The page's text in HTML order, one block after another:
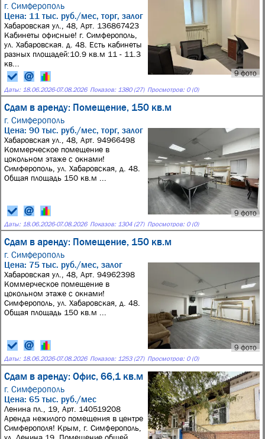
г. Симферополь
9 фото
Цена: 11 тыс. руб./мес, торг, залог
Хабаровская ул., 48, Арт. 136867423
Кабинеты офисные! г. Симферополь,
ул. Хабаровская. д. 48. Есть кабинеты
разных площадей:10.9 кв.м 11 - 11.3
кв...
Даты: 18.06.2026-07.08.2026 Показов: 1380 (27) Просмотров: 0 (0)
Сдам в аренду: Помещение, 150 кв.м
г. Симферополь
9 фото
Цена: 90 тыс. руб./мес, торг, залог
Хабаровская ул., 48, Арт. 94966498
Коммерческое помещение в
цокольном этаже с окнами!
Симферополь, ул. Хабаровская, д. 48.
Общая площадь 150 кв.м ...
Даты: 18.06.2026-07.08.2026 Показов: 1304 (27) Просмотров: 0 (0)
Сдам в аренду: Помещение, 150 кв.м
г. Симферополь
9 фото
Цена: 75 тыс. руб./мес, залог
Хабаровская ул., 48, Арт. 94962398
Коммерческое помещение в
цокольном этаже с окнами!
Симферополь, ул. Хабаровская, д. 48.
Общая площадь 150 кв.м ...
Даты: 18.06.2026-07.08.2026 Показов: 1253 (27) Просмотров: 0 (0)
Сдам в аренду: Офис, 66,1 кв.м
г. Симферополь
Цена: 65 тыс. руб./мес
Ленина пл., 19, Арт. 140519208
Аренда нежилого помещения в центре
Симферополя! Крым, г. Симферополь,